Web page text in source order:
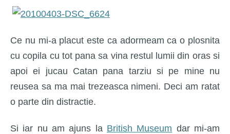
Ce nu mi-a placut este ca adormeam ca o plosnita
cu copila cu tot pana sa vina restul lumii din oras si
apoi ei jucau Catan pana tarziu si pe mine nu
reusea sa ma mai trezeasca nimeni. Deci am ratat
o parte din distractie.
Si iar nu am ajuns la British Museum dar mi-am